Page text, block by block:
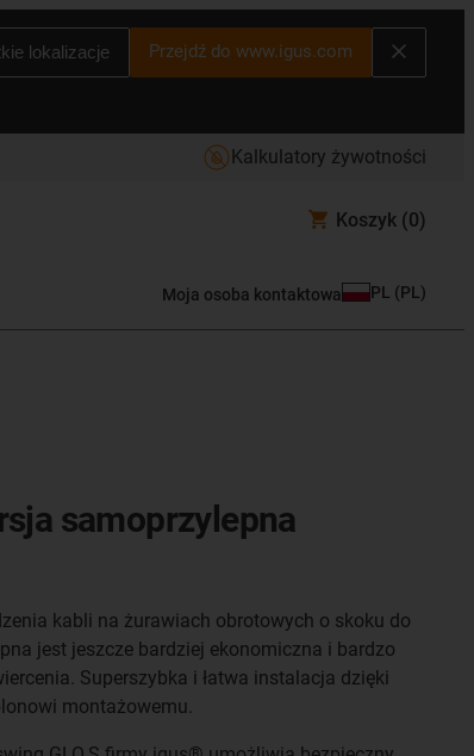
lokalizacje Przejdź do www.igus.com
Kalkulatory żywotności
Koszyk (0)
Moja osoba kontaktowa PL (PL )
samoprzylepna
kabli na żurawiach obrotowych o skoku do
jest jeszcze bardziej ekonomiczna i bardzo
Superszybka i łatwa instalacja dzięki
montażowemu.